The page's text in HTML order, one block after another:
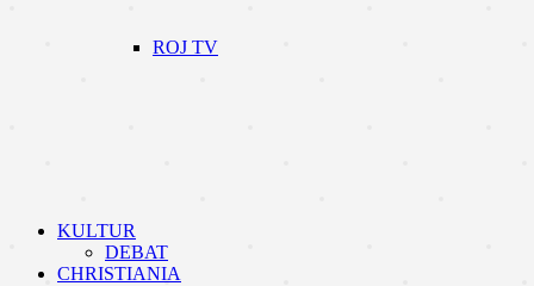
ROJ TV
KULTUR
DEBAT
CHRISTIANIA